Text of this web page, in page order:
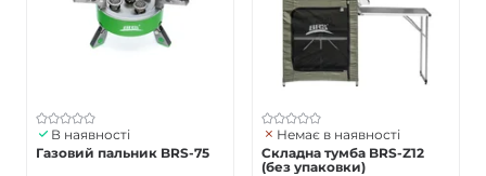
В наявності
Газовий пальник BRS-75
Немає в наявності
Складна тумба BRS-Z12
(без упаковки)